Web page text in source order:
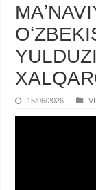
15/06/2026